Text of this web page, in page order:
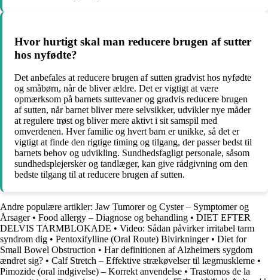
Hvor hurtigt skal man reducere brugen af sutter
hos nyfødte?
Det anbefales at reducere brugen af sutten gradvist hos nyfødte
og småbørn, når de bliver ældre. Det er vigtigt at være
opmærksom på barnets suttevaner og gradvis reducere brugen
af sutten, når barnet bliver mere selvsikker, udvikler nye måder
at regulere trøst og bliver mere aktivt i sit samspil med
omverdenen. Hver familie og hvert barn er unikke, så det er
vigtigt at finde den rigtige timing og tilgang, der passer bedst til
barnets behov og udvikling. Sundhedsfagligt personale, såsom
sundhedsplejersker og tandlæger, kan give rådgivning om den
bedste tilgang til at reducere brugen af sutten.
Andre populære artikler: Jaw Tumorer og Cyster – Symptomer og
Årsager• Food allergy – Diagnose og behandling • DIET EFTER
DELVIS TARMBLOKADE • Video: Sådan påvirker irritabel tarm
syndrom dig • Pentoxifylline (Oral Route) Bivirkninger• Diet for
Small Bowel Obstruction • Har definitionen af Alzheimers sygdom
ændret sig? • Calf Stretch – Effektive strækøvelser til lægmusklerne •
Pimozide (oral indgivelse) – Korrekt anvendelse • Trastornos de la